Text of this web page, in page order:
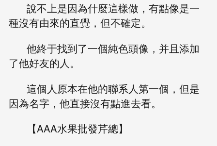
說不上是因為什麼這樣做，有點像是一
種沒有由來的直覺，但不確定。
他終于找到了一個純色頭像，并且添加
了他好友的人。
這個人原本在他的聯系人第一個，但是
因為名字，他直接沒有點進去看。
【AAA水果批發芹總】